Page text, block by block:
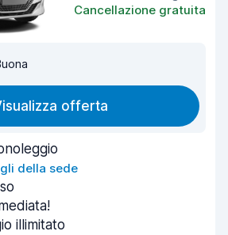
Cancellazione gratuita
offerta
della sede
illimitato